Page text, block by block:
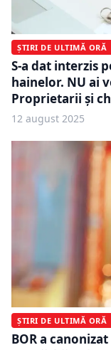
ȘTIRI DE ULTIMĂ ORĂ
S-a dat interzis
hainelor. NU ai
Proprietarii și
12 august 2025
ȘTIRI DE ULTIMĂ ORĂ
BOR a